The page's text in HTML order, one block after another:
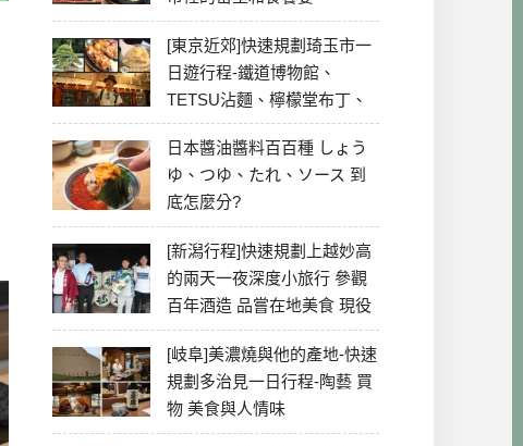
[東京近郊]快速規劃琦玉市一
日遊行程-鐵道博物館、
TETSU沾麵、檸檬堂布丁、
冰川神社、美食彙整
日本醬油醬料百百種 しょう
ゆ、つゆ、たれ、ソース 到
底怎麼分?
[新潟行程]快速規劃上越妙高
的兩天一夜深度小旅行 參觀
百年酒造 品嘗在地美食 現役
最老牌電影院
[岐阜]美濃燒與他的產地-快速
規劃多治見一日行程-陶藝 買
物 美食與人情味